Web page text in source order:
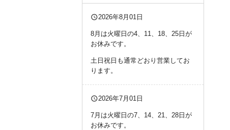
query_builder2026年8月01日
8月は火曜日の4、11、18、25日が
お休みです。
土日祝日も通常どおり営業してお
ります。
query_builder2026年7月01日
7月は火曜日の7、14、21、28日が
お休みです。